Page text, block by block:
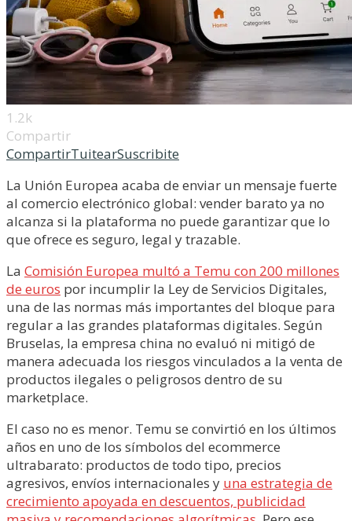
1.2k
Compartir
CompartirTuitearSuscribite
La Unión Europea acaba de enviar un mensaje fuerte
al comercio electrónico global: vender barato ya no
alcanza si la plataforma no puede garantizar que lo
que ofrece es seguro, legal y trazable.
La Comisión Europea multó a Temu con 200 millones
de euros por incumplir la Ley de Servicios Digitales,
una de las normas más importantes del bloque para
regular a las grandes plataformas digitales. Según
Bruselas, la empresa china no evaluó ni mitigó de
manera adecuada los riesgos vinculados a la venta de
productos ilegales o peligrosos dentro de su
marketplace.
El caso no es menor. Temu se convirtió en los últimos
años en uno de los símbolos del ecommerce
ultrabarato: productos de todo tipo, precios
agresivos, envíos internacionales y una estrategia de
crecimiento apoyada en descuentos, publicidad